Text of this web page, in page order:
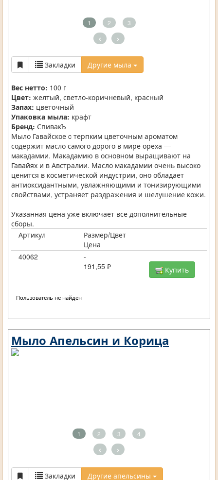
1 2 3
< >
Закладки Другие мыла
Вес нетто: 100 г
Цвет: желтый, светло-коричневый, красный
Запах: цветочный
Упаковка мыла: крафт
Бренд: СпивакЪ
Мыло Гавайское c терпким цветочным ароматом
содержит масло самого дорого в мире ореха —
макадамии. Макадамию в основном выращивают на
Гавайях и в Австралии. Масло макадамии очень высоко
ценится в косметической индустрии, оно обладает
антиоксидантными, увлажняющими и тонизирующими
свойствами, устраняет раздражения и шелушение кожи.
Указанная цена уже включает все дополнительные
сборы.
Артикул
Размер/Цвет
Цена
40062
-
191,55 ₽
Купить
Пользователь не найден
Мыло Апельсин и Корица
1 2 3 4
< >
Закладки Другие апельсины